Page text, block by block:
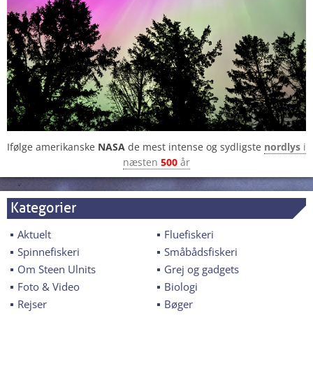
Ifølge amerikanske NASA de mest intense og sydligste nordlys i
næsten 500 år
Kategorier
Aktuelt
Fluefiskeri
Spinnefiskeri
Småbådsfiskeri
Om Steen Ulnits
Grej og gadgets
Foto & Video
Biologi
Rejser
Bøger